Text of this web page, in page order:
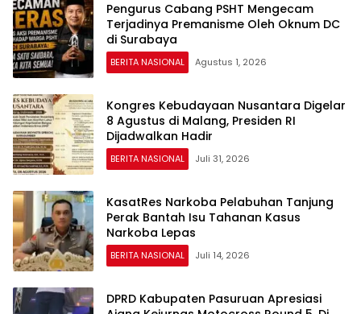
Pengurus Cabang PSHT Mengecam
Terjadinya Premanisme Oleh Oknum DC
di Surabaya
BERITA NASIONAL Agustus 1, 2026
Kongres Kebudayaan Nusantara Digelar
8 Agustus di Malang, Presiden RI
Dijadwalkan Hadir
BERITA NASIONAL Juli 31, 2026
KasatRes Narkoba Pelabuhan Tanjung
Perak Bantah Isu Tahanan Kasus
Narkoba Lepas
BERITA NASIONAL Juli 14, 2026
DPRD Kabupaten Pasuruan Apresiasi